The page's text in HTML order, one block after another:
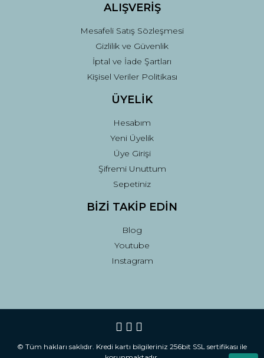
ALIŞVERİŞ
Mesafeli Satış Sözleşmesi
Gizlilik ve Güvenlik
İptal ve İade Şartları
Kişisel Veriler Politikası
ÜYELİK
Hesabım
Yeni Üyelik
Üye Girişi
Şifremi Unuttum
Sepetiniz
BİZİ TAKİP EDİN
Blog
Youtube
Instagram
© Tüm hakları saklıdır. Kredi kartı bilgileriniz 256bit SSL sertifikası ile